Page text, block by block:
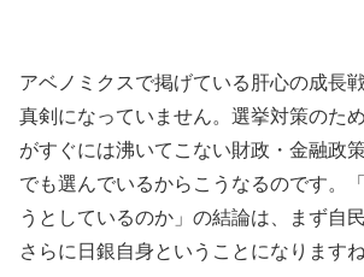
アベノミクスで掲げている肝心の成長
真剣になっていません。選挙対策のた
がすぐには沸いてこない財政・金融政
でも選んでいるからこうなるのです。
うとしているのか」の結論は、まず自
さらに日銀自身ということになりますね